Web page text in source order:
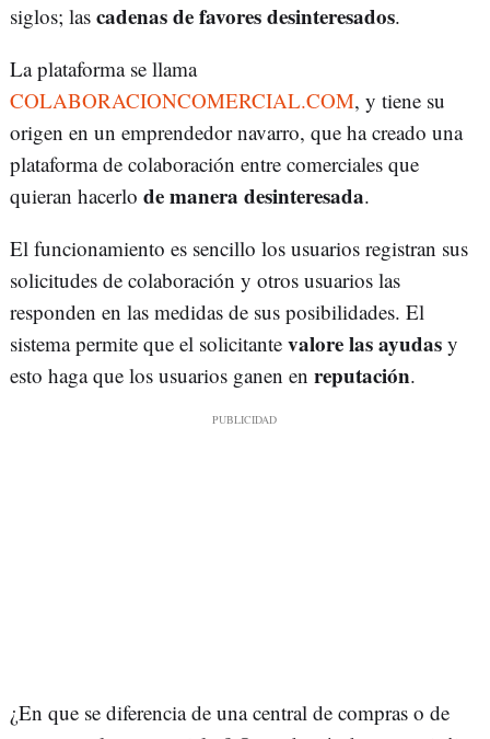
siglos; las cadenas de favores desinteresados.
La plataforma se llama
COLABORACIONCOMERCIAL.COM, y tiene su
origen en un emprendedor navarro, que ha creado una
plataforma de colaboración entre comerciales que
quieran hacerlo de manera desinteresada.
El funcionamiento es sencillo los usuarios registran sus
solicitudes de colaboración y otros usuarios las
responden en las medidas de sus posibilidades. El
sistema permite que el solicitante valore las ayudas y
esto haga que los usuarios ganen en reputación.
¿En que se diferencia de una central de compras o de